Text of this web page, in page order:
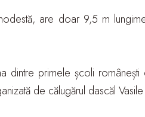
are doar 9,5 m
dintre primele școli
de călugărul dascăl